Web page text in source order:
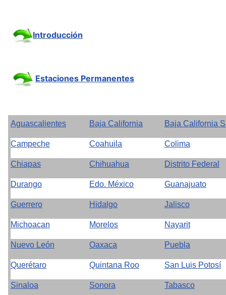
Introducción
Estaciones Permanentes
Aguascalientes Baja California Baja California
Campeche Coahuila Colima
Chiapas Chihuahua Distrito Federal
Durango Edo. México Guanajuato
Guerrero Hidalgo Jalisco
Michoacan Morelos Nayarit
Nuevo León Oaxaca Puebla
Querétaro Quintana Roo San Luis Potosí
Sinaloa Sonora Tabasco